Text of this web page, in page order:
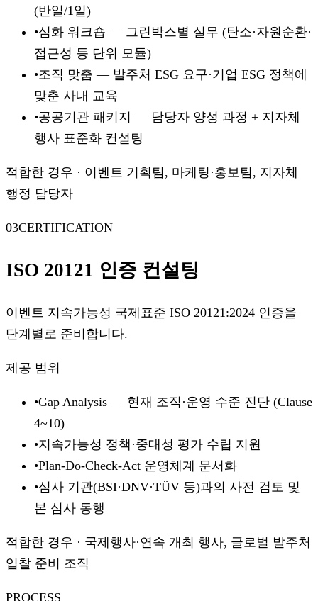
(반일/1일)
•심화 워크숍 — 그린박스별 실무 (탄소·자원순환·
접근성 등 단위 모듈)
•조직 맞춤 — 발주처 ESG 요구·기업 ESG 정책에
맞춘 사내 교육
•공공기관 패키지 — 담당자 양성 과정 + 지자체
행사 표준화 컨설팅
적합한 경우 · 이벤트 기획팀, 마케팅·홍보팀, 지자체
행정 담당자
03CERTIFICATION
ISO 20121 인증 컨설팅
이벤트 지속가능성 국제표준 ISO 20121:2024 인증을
단계별로 준비합니다.
제공 범위
•Gap Analysis — 현재 조직·운영 수준 진단 (Clause
4~10)
•지속가능성 정책·중대성 평가 수립 지원
•Plan-Do-Check-Act 운영체계 문서화
•심사 기관(BSI·DNV·TÜV 등)과의 사전 검토 및
본 심사 동행
적합한 경우 · 국제행사·연속 개최 행사, 글로벌 발주처
입찰 준비 조직
PROCESS